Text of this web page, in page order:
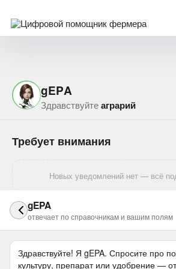
gEPA
Здравствуйте аграрий
Требует внимания
Новых уведомлений нет — всё
Мои культуры
У вас не выбраны культуры
gEPA
отвечает по справочникам и вашим полям
Здравствуйте! Я gEPA. Спросите про
культуру, препарат или удобрение —